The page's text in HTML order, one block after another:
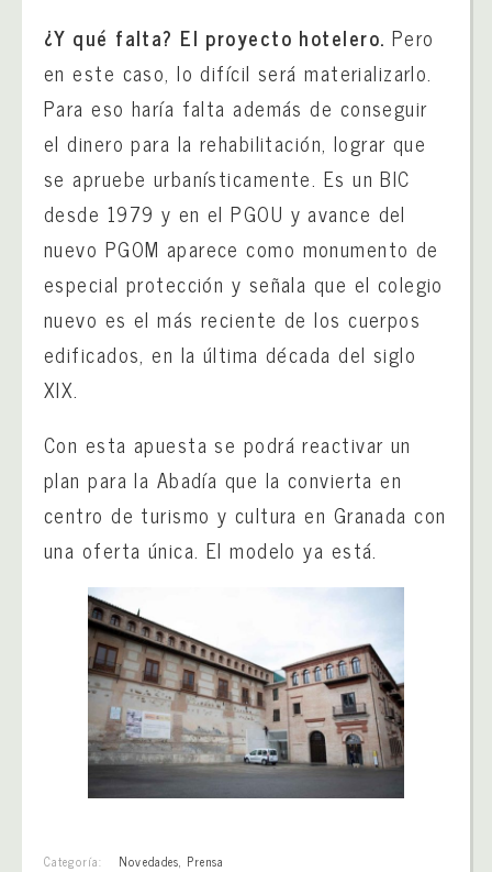
¿Y qué falta? El proyecto hotelero. Pero
en este caso, lo difícil será materializarlo.
Para eso haría falta además de conseguir
el dinero para la rehabilitación, lograr que
se apruebe urbanísticamente. Es un BIC
desde 1979 y en el PGOU y avance del
nuevo PGOM aparece como monumento de
especial protección y señala que el colegio
nuevo es el más reciente de los cuerpos
edificados, en la última década del siglo
XIX.
Con esta apuesta se podrá reactivar un
plan para la Abadía que la convierta en
centro de turismo y cultura en Granada con
una oferta única. El modelo ya está.
Categoría: Novedades, Prensa